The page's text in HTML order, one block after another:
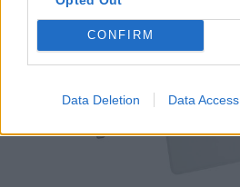
CONFIRM
Data Deletion Data Access